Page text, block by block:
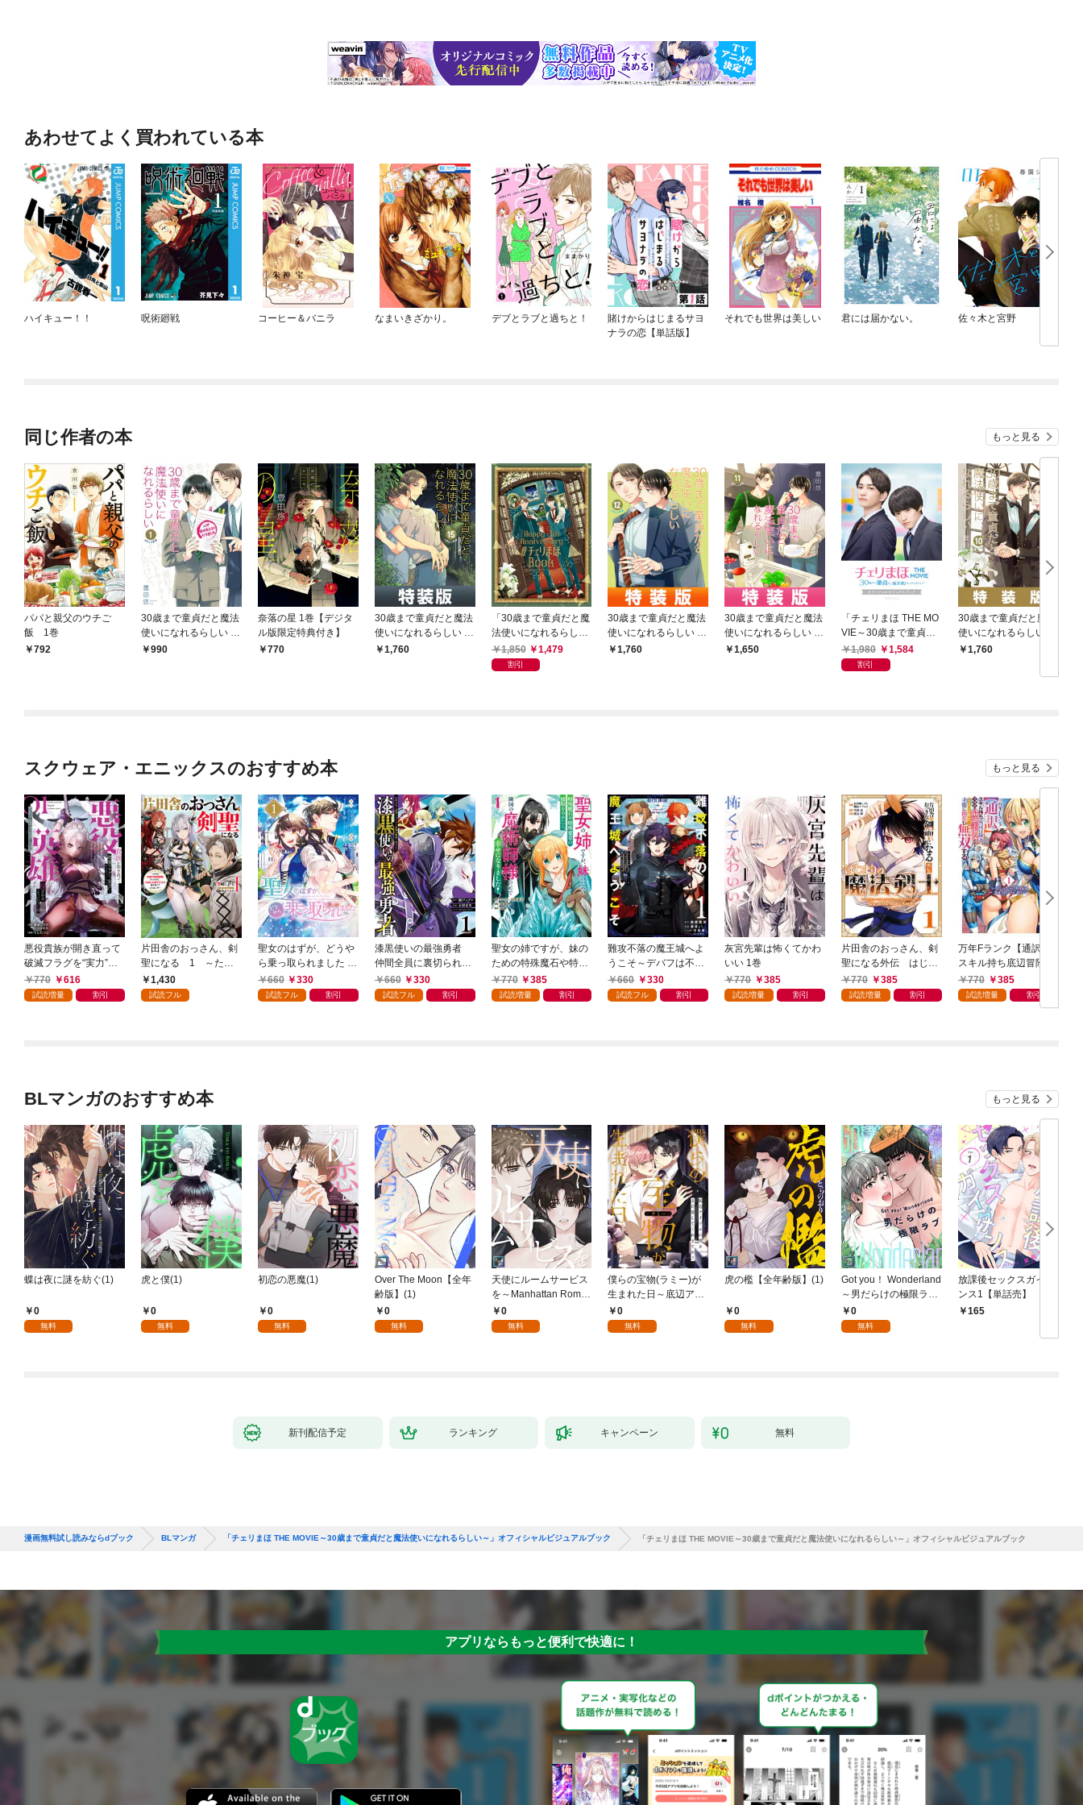
あわせてよく買われている本
ハイキュー！！ 呪術廻戦 コーヒー＆バニラ なまいきざかり。 デブとラブと過ちと！
賭けからはじまるサヨ
ナラの恋【単話版】
それでも世界は美しい 君には届かない。 佐々木と宮野
同じ作者の本 もっと見る
パパと親父のウチご
飯 1巻
792
30歳まで童貞だと魔法
使いになれるらしい 1
巻【デジタル版限定特
990
奈落の星 1巻【デジタ
ル版限定特典付き】
770
30歳まで童貞だと魔法
使いになれるらしい 1
5巻特装版 純愛カップ
1,760
「30歳まで童貞だと魔
法使いになれるらし
い」Happy 5th Annive
rsary #チェリまほBoo
1,850 1,479
割引
30歳まで童貞だと魔法
使いになれるらしい 1
2巻特装版 恋する男た
1,760
30歳まで童貞だと魔法
使いになれるらしい 1
1巻特装版 純愛（ピュ
1,650
「チェリまほ THE MO
VIE～30歳まで童貞だ
と魔法使いになれるら
しい～」オフィシャル
1,980 1,584
割引
30歳まで童貞だと魔法
使いになれるらしい 1
0巻特装版 純愛（ピュ
k付き【デジタル版限
1,760
スクウェア・エニックスのおすすめ本 もっと見る
悪役貴族が開き直って
破滅フラグを“実力”で
叩き折っていたら、い
つの間にかヒロイン達
770 616
試読増量 割引
片田舎のおっさん、剣
聖になる 1 ～ただ
の田舎の剣術師範だっ
たのに、大成した弟子
1,430
試読フル
聖女のはずが、どうや
ら乗っ取られました 1
巻660 330
試読フル 割引
漆黒使いの最強勇者
仲間全員に裏切られた
ので最強の魔物と組み
ます 1巻
660 330
試読フル 割引
聖女の姉ですが、妹の
ための特殊魔石や特殊
薬草の採取をやめた
ら、隣国の魔術師様の
770 385
試読増量 割引
難攻不落の魔王城へよ
うこそ～デバフは不要
と勇者パーティーを追
い出された黒魔導士、
660 330
試読フル 割引
灰宮先輩は怖くてかわ
いい 1巻
770
385
試読増量 割引
片田舎のおっさん、剣
聖になる外伝 はじま
りの魔法剣士 1巻
770 385
試読増量 割引
万年Fランク【通訳】
スキル持ち底辺冒険
者、異種族の最強美少
女たちとパーティーを
組んで才能に開花し無
770 385
試読増量 割引
BLマンガのおすすめ本 もっと見る
蝶は夜に謎を紡ぐ(1)
0
無料
虎と僕(1)
0
無料
初恋の悪魔(1)
0
無料
Over The Moon【全年
齢版】(1)
0
無料
天使にルームサービス
を～Manhattan Roma
nce【全年齢版】(1)
0
無料
僕らの宝物(ラミー)が
生まれた日～底辺アイ
ドルの僕を、また愛し
てくれますか？(1)
0
無料
虎の檻【全年齢版】(1)
0
無料
Got you！ Wonderland
～男だらけの極限ラブ
～【全年齢版】(1)
0
無料
放課後セックスガイダ
ンス1【単話売】
165
新刊配信予定 ランキング キャンペーン 無料
漫画無料試し読みならdブック BLマンガ 「チェリまほ THE MOVIE～30歳まで童貞だと魔法使いになれるらしい～」オフィシャルビジュアルブック 「チェリまほ THE MOVIE～30歳まで童貞だと魔法使いになれるらしい～」オフィシャルビジュアルブック
アプリならもっと便利で快適に！